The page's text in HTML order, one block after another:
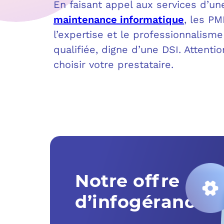
En faisant appel aux services
maintenance informatique, les
l’expertise et le
qualifiée, digne d’une DSI.
choisir votre prestataire.
Notre offre
d’infogérance